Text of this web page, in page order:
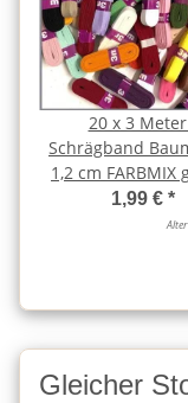
20 x 3
Schrägband
1,2 cm FARBMIX
1,99 € *
Gleicher